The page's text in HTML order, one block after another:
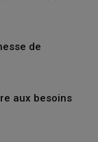
de
aux besoins